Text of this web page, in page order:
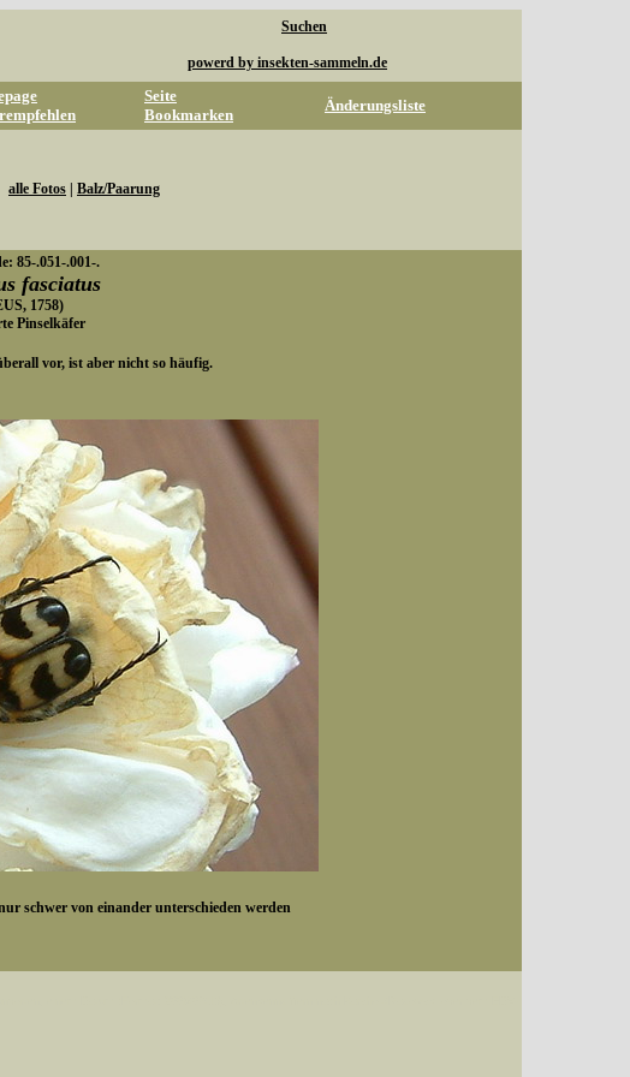
Suchen
powerd by insekten-sammeln.de
Seite
Bookmarken
Änderungsliste
alle Fotos Balz/Paarung
85-.051-.001-.
fasciatus
1758)
Pinselkäfer
vor, ist aber nicht so häufig.
schwer von einander unterschieden werden